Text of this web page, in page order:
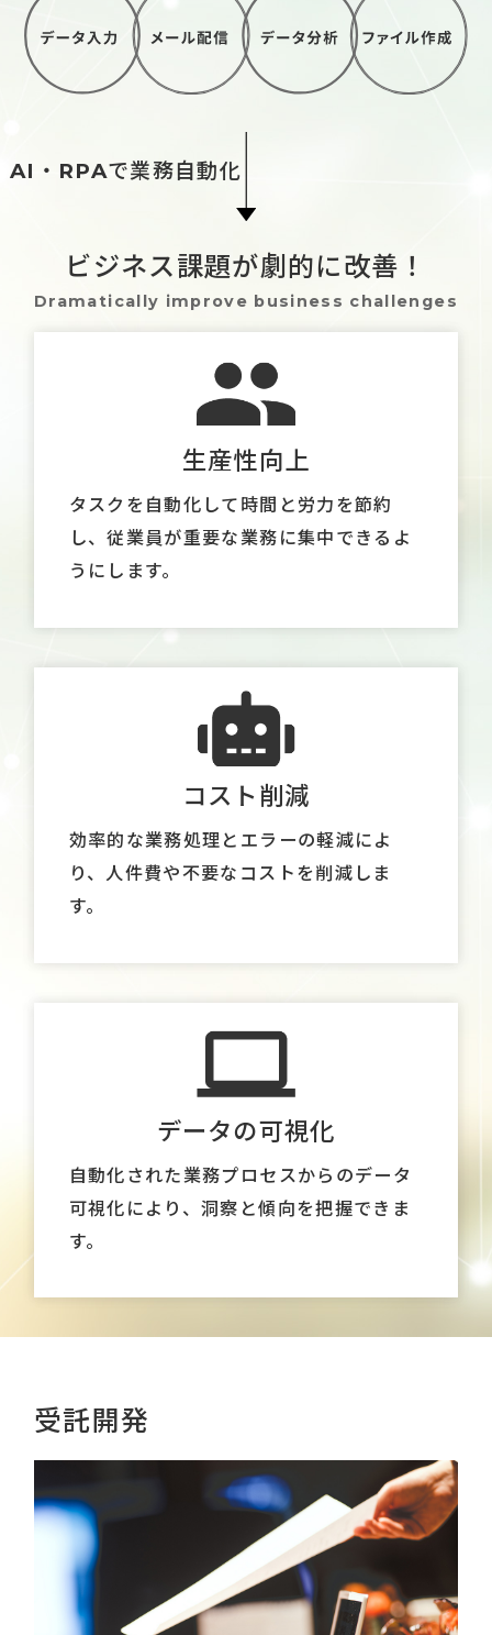
AI・RPAで業務自動化
ビジネス課題が劇的に改善！
Dramatically improve business challenges
生産性向上
タスクを自動化して時間と労力を節約
し、従業員が重要な業務に集中できるよ
うにします。
コスト削減
効率的な業務処理とエラーの軽減によ
り、人件費や不要なコストを削減しま
す。
データの可視化
自動化された業務プロセスからのデータ
可視化により、洞察と傾向を把握できま
す。
受託開発